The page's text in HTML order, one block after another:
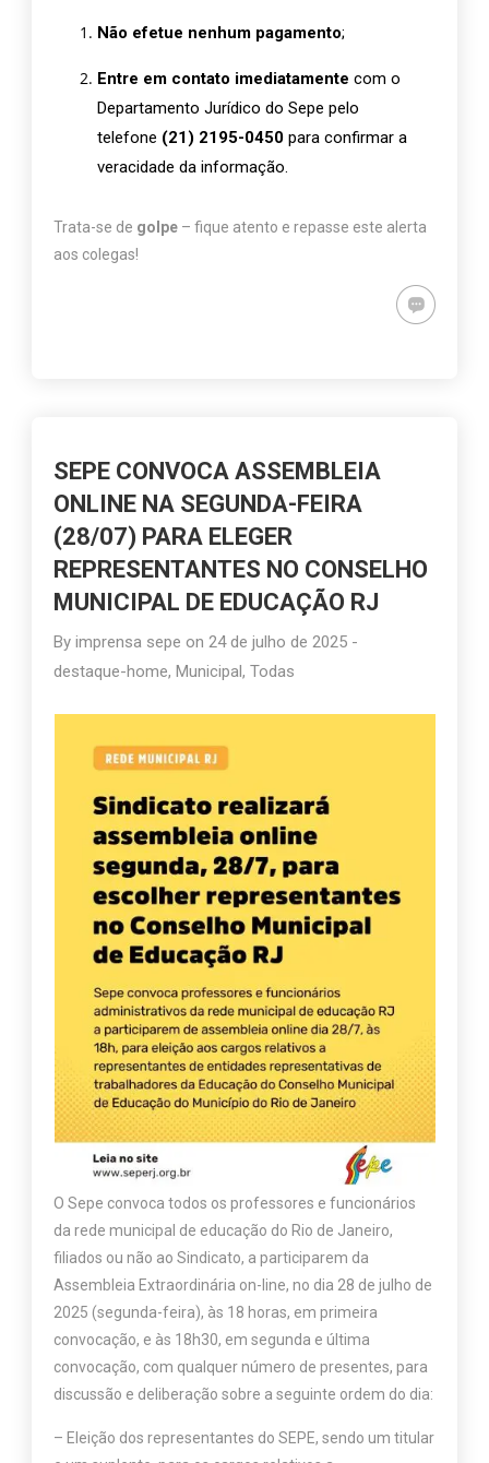
Não efetue nenhum pagamento;
Entre em contato imediatamente com o
Departamento Jurídico do Sepe pelo
telefone (21) 2195-0450 para confirmar a
veracidade da informação.
Trata-se de golpe – fique atento e repasse este alerta
aos colegas!
SEPE CONVOCA ASSEMBLEIA
ONLINE NA SEGUNDA-FEIRA
(28/07) PARA ELEGER
REPRESENTANTES NO CONSELHO
MUNICIPAL DE EDUCAÇÃO RJ
Byimprensa sepe on24 de julho de 2025 -
destaque-home,Municipal,Todas
O Sepe convoca todos os professores e funcionários
da rede municipal de educação do Rio de Janeiro,
filiados ou não ao Sindicato, a participarem da
Assembleia Extraordinária on-line, no dia 28 de julho de
2025 (segunda-feira), às 18 horas, em primeira
convocação, e às 18h30, em segunda e última
convocação, com qualquer número de presentes, para
discussão e deliberação sobre a seguinte ordem do dia:
– Eleição dos representantes do SEPE, sendo um titular